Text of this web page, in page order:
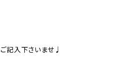
記入下さいませ♩